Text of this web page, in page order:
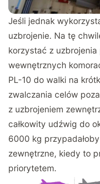
Jeśli jednak
uzbrojenie. Na tę
korzystać z
wewnętrznych
PL-10 do walki na
zwalczania celów
z uzbrojeniem
całkowity udźwig do
6000 kg
zewnętrzne, kiedy to
priorytetem.